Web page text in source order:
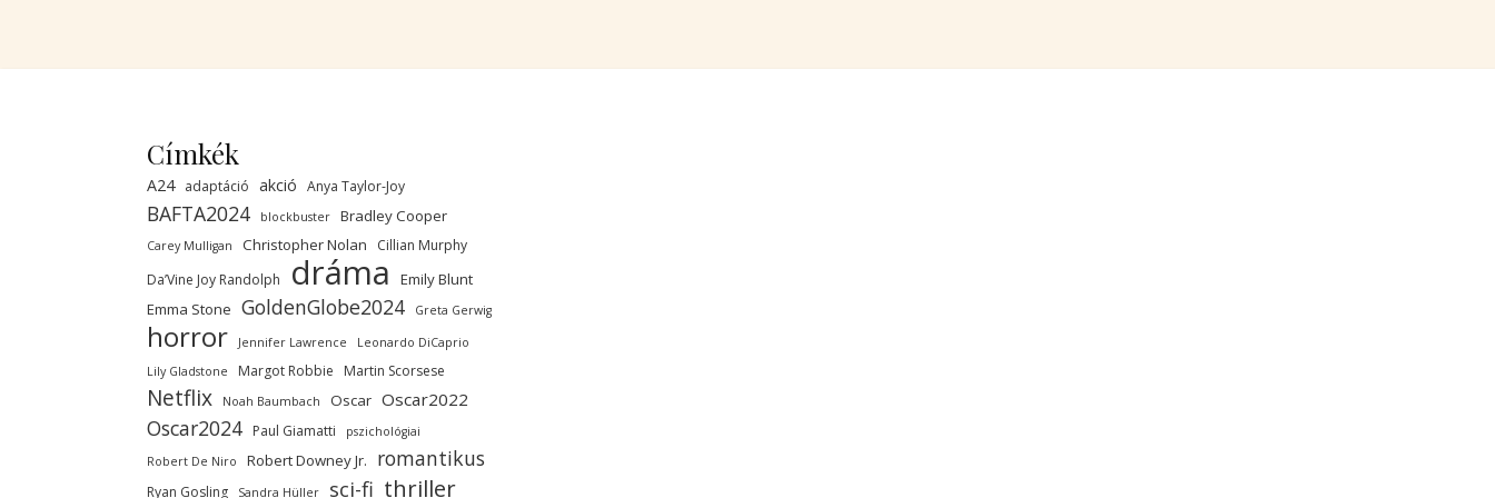
Címkék
A24 adaptáció akció Anya Taylor-Joy
BAFTA2024 blockbuster Bradley Cooper
Carey Mulligan Christopher Nolan
Cillian Murphy
Da’Vine Joy Randolph
dráma
Emily Blunt
Emma Stone GoldenGlobe2024 Greta Gerwig
horror Jennifer Lawrence
Leonardo DiCaprio
Lily Gladstone
Margot Robbie Martin Scorsese
Netflix Noah Baumbach Oscar Oscar2022
Oscar2024 Paul Giamatti
pszichológiai
Robert De Niro
Robert Downey Jr. romantikus
Ryan Gosling Sandra Hüller sci-fi thriller